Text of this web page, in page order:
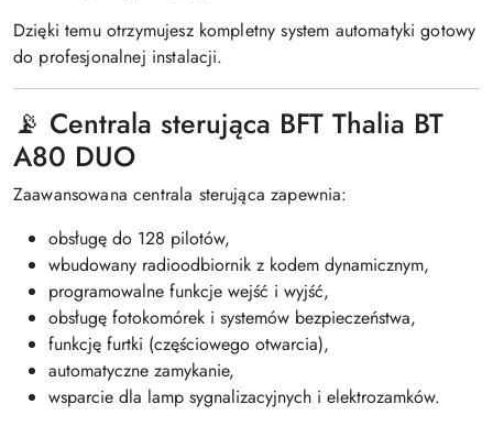
Dzięki temu otrzymujesz kompletny system automatyki gotowy
do profesjonalnej instalacji.
📡 Centrala sterująca BFT Thalia BT
A80 DUO
Zaawansowana centrala sterująca zapewnia:
obsługę do 128 pilotów,
wbudowany radioodbiornik z kodem dynamicznym,
programowalne funkcje wejść i wyjść,
obsługę fotokomórek i systemów bezpieczeństwa,
funkcję furtki (częściowego otwarcia),
automatyczne zamykanie,
wsparcie dla lamp sygnalizacyjnych i elektrozamków.